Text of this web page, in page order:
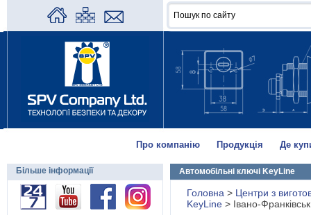
Про компанію Продукція Де
Автомобільні ключі KeyLine
Головна > Центри з
KeyLine > Івано-Франківськ
Більше інформації